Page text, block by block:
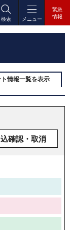
検索
メニュー
緊急
情報
ト情報一覧を表示
確認・取消